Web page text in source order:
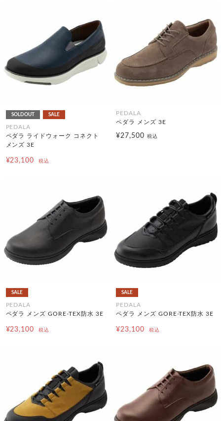
SOLDOUT SALE
PEDALA
ペダラ ライドウォーク コネクト
メンズ 3E
¥23,100 税込
PEDALA
ペダラ メンズ 3E
¥27,500 税込
SALE
PEDALA
ペダラ メンズ GORE-TEX防水 3E
¥23,100 税込
SALE
PEDALA
ペダラ メンズ GORE-TEX防水 3E
¥23,100 税込